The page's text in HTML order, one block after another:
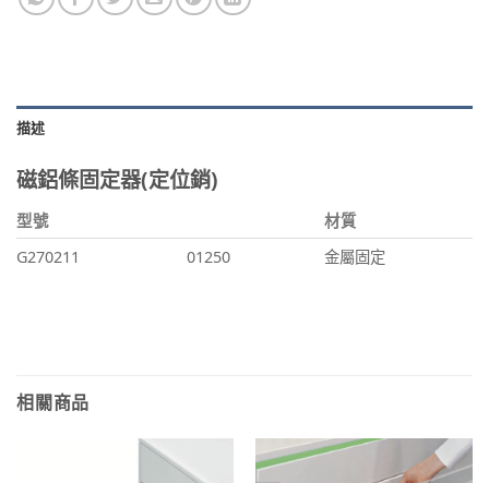
描述
磁鋁條固定器(定位銷)
型號
材質
G270211
01250 金屬固定
相關商品